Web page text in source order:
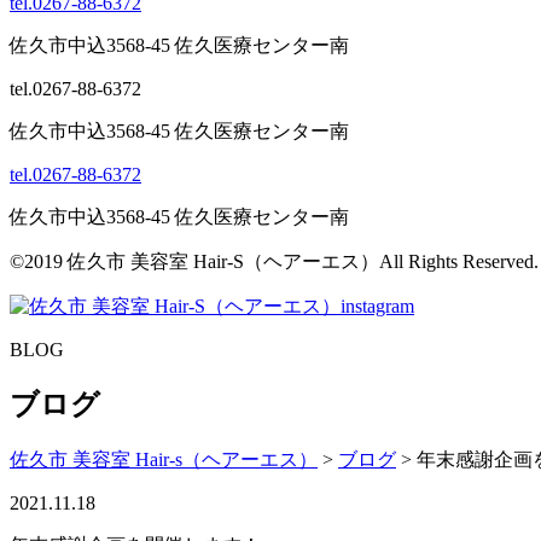
佐久市中込3568-45 佐久医療センター南
tel.0267-88-6372
佐久市中込3568-45 佐久医療センター南
tel.0267-88-6372
佐久市中込3568-45 佐久医療センター南
©2019 佐久市 美容室 Hair-S（ヘアーエス）All Rights Reserved.
BLOG
ブログ
佐久市 美容室 Hair-s（ヘアーエス） > ブログ > 年末感謝企画
2021.11.18